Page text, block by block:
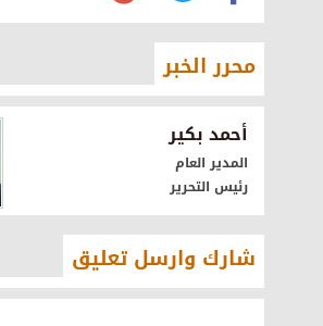
محرر الخبر
أحمد بكير
المدير العام
رئيس التحرير
شارك وارسل تعليق